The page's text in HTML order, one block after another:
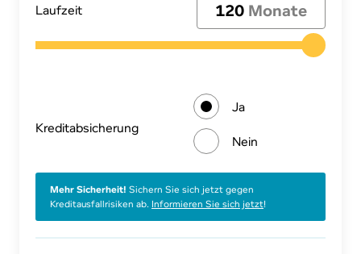
Laufzeit 120 Monate
Kre­dit­ab­si­che­rung
Ja
Nein
Mehr Sicherheit! Sichern Sie sich jetzt gegen
Kreditausfallrisiken ab. Informieren Sie sich jetzt!